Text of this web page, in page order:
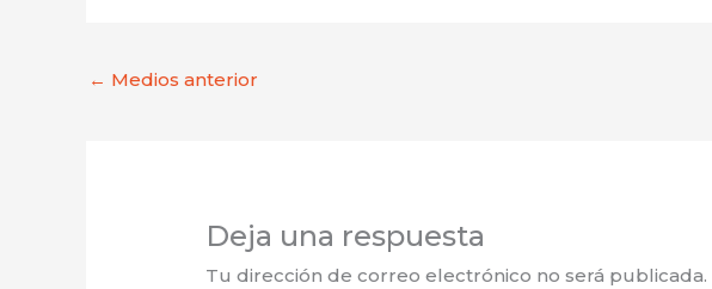
← Medios anterior
Deja una respuesta
Tu dirección de correo electrónico no será publicada.